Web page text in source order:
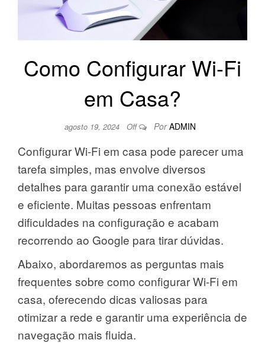
Como Configurar Wi-Fi
em Casa?
agosto 19, 2024 Off Por ADMIN
Configurar Wi-Fi em casa pode parecer uma
tarefa simples, mas envolve diversos
detalhes para garantir uma conexão estável
e eficiente. Muitas pessoas enfrentam
dificuldades na configuração e acabam
recorrendo ao Google para tirar dúvidas.
Abaixo, abordaremos as perguntas mais
frequentes sobre como configurar Wi-Fi em
casa, oferecendo dicas valiosas para
otimizar a rede e garantir uma experiência de
navegação mais fluida.